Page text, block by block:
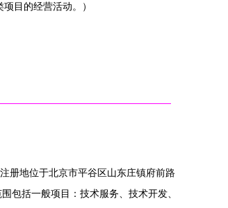
目的经营活动。）
册地位于北京市平谷区山东庄镇府前路
包括一般项目：技术服务、技术开发、